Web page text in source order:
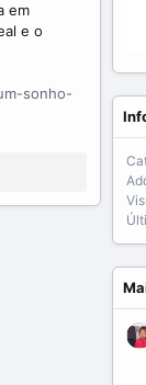
em
e o
sonho-